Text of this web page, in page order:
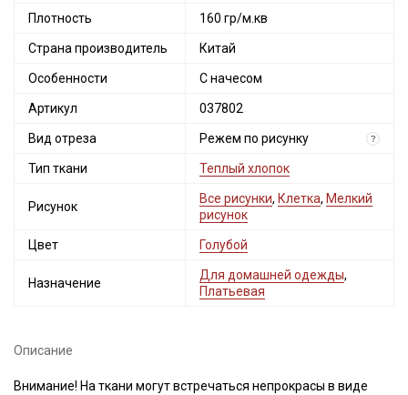
Плотность 160 гр/м.кв
Страна производитель Китай
Особенности С начесом
Артикул 037802
Вид отреза Режем по рисунку ?
Тип ткани Теплый хлопок
Рисунок
Все рисунки, Клетка, Мелкий
рисунок
Цвет Голубой
Назначение
Для домашней одежды,
Платьевая
Описание
Внимание! На ткани могут встречаться непрокрасы в виде